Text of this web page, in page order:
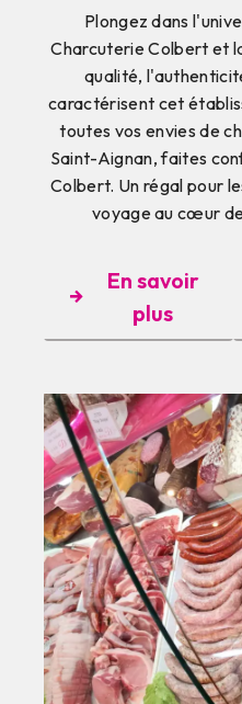
Plongez dans
Charcuterie Colbert et
qualité,
caractérisent cet
toutes vos envies de
Saint-Aignan, faites
Colbert. Un régal pour
voyage au cœur
En savoir
plus